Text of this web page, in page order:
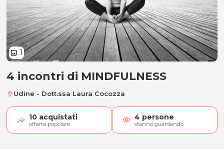
image 1
4 incontri di MINDFULNESS
4 incontri di MINDFULNESS
location_on Udine - Dott.ssa Laura Cocozza
10 acquistati
offerta popolare visibility 4 persone
stanno guardando